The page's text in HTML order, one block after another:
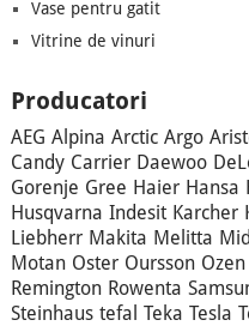
Vase pentru gatit
Vitrine de vinuri
Producatori
AEG Alpina Arctic Argo
Candy Carrier Daewoo
Gorenje Gree Haier Hansa
Husqvarna Indesit Karcher
Liebherr Makita Melitta
Motan Oster Oursson Ozen
Remington Rowenta
Steinhaus tefal Teka Tesla